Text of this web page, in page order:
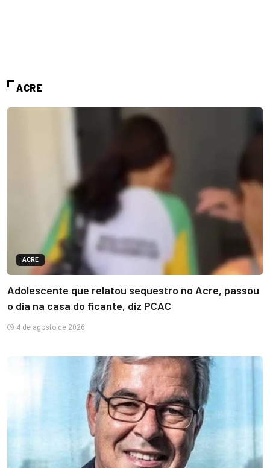
ACRE
ACRE
Adolescente que relatou sequestro no Acre, passou
o dia na casa do ficante, diz PCAC
4 de agosto de 2026